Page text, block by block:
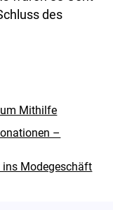
des
Mithilfe
–
ins Modegeschäft